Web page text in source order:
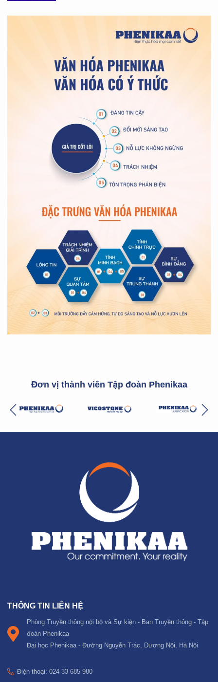
Đơn vị thành viên Tập đoàn Phenikaa
THÔNG TIN LIÊN HỆ
Phòng Truyền thông nội bộ và Sự kiện - Ban Truyền thông - Tập
đoàn Phenikaa
Đại học Phenikaa - Đường Nguyễn Trác, Dương Nội, Hà Nội
Điện thoại: 024 33 685 980